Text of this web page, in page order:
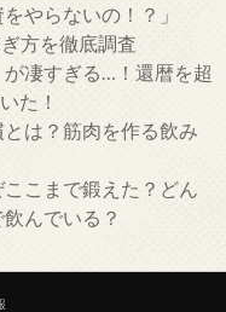
やらないの！？」
方を徹底調査
が凄すぎる…！還暦を超
た！
は？筋肉を作る飲み
こまで鍛えた？どん
んでいる？